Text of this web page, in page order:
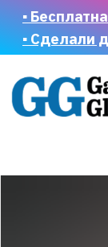
▪ Бесплатная
▪ Сделали